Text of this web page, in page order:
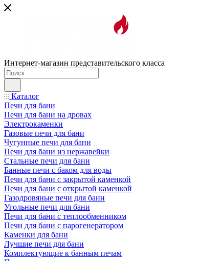
Интернет-магазин представительского класса
Каталог
Печи для бани
Печи для бани на дровах
Электрокаменки
Газовые печи для бани
Чугунные печи для бани
Печи для бани из нержавейки
Стальные печи для бани
Банные печи с баком для воды
Печи для бани с закрытой каменкой
Печи для бани с открытой каменкой
Газодровяные печи для бани
Угольные печи для бани
Печи для бани с теплообменником
Печи для бани с парогенератором
Каменки для бани
Лучшие печи для бани
Комплектующие к банным печам